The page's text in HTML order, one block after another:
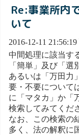
Re:事業所内
いて
2016-12-11 21:56:19
中間処理に該当す
「簡単」及び「選
あるいは「万田力
要・不要について
に「マタカ」か「
検索してみてくだ
なお、この検索の
多く、法の解釈に